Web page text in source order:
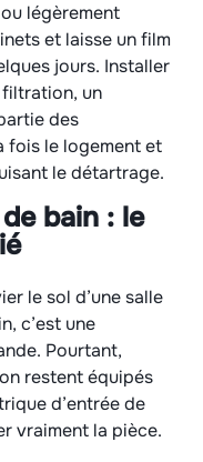
légèrement
et laisse un film
jours. Installer
filtration, un
des
fois le logement et
le détartrage.
bain : le
le sol d’une salle
c’est une
Pourtant,
restent équipés
d’entrée de
vraiment la pièce.